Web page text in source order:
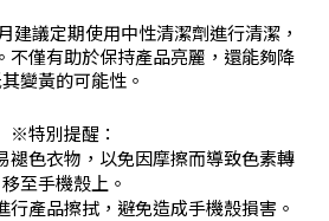
建議定期使用中性清潔劑進行清潔，
不僅有助於保持產品亮麗，還能夠降
變黃的可能性。
※特別提醒：
褪色衣物，以免因摩擦而導致色素轉
移至手機殼上。
行產品擦拭，避免造成手機殼損害。